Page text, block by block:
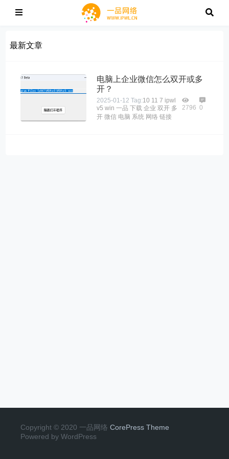
最新文章
电脑上企业微信怎么双开或多
开？
2025-01-12 Tag:10 11 7 ipwl
v5 win 一品 下载 企业 双开 多
开 微信 电脑 系统 网络 链接
2796 0
Copyright © 2020 一品网络 CorePress Theme
Powered by WordPress